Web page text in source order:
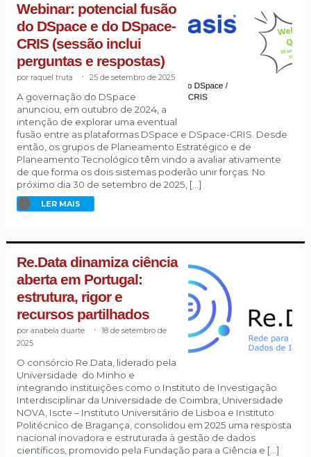
Webinar: potencial fusão
do DSpace e do DSpace-
CRIS (sessão inclui
perguntas e respostas)
raquel truta 25 de setembro de 2025
A governação do DSpace
anunciou, em outubro de 2024, a
intenção de explorar uma eventual
fusão entre as plataformas DSpace e DSpace-CRIS. Desde
então, os grupos de Planeamento Estratégico e de
Planeamento Tecnológico têm vindo a avaliar ativamente
de que forma os dois sistemas poderão unir forças. No
próximo dia 30 de setembro de 2025, […]
LER MAIS
Re.Data dinamiza ciência
aberta em Portugal:
estrutura, rigor e
recursos partilhados
anabela duarte.
18 de setembro de
2025
O consórcio Re.Data, liderado pela
Universidade do Minho e
integrando instituições como o Instituto de Investigação
Interdisciplinar da Universidade de Coimbra, Universidade
NOVA, Iscte – Instituto Universitário de Lisboa e Instituto
Politécnico de Bragança, consolidou em 2025 uma resposta
nacional inovadora e estruturada à gestão de dados
científicos, promovido pela Fundação para a Ciência e […]